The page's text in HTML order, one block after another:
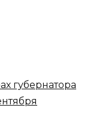
губернатора